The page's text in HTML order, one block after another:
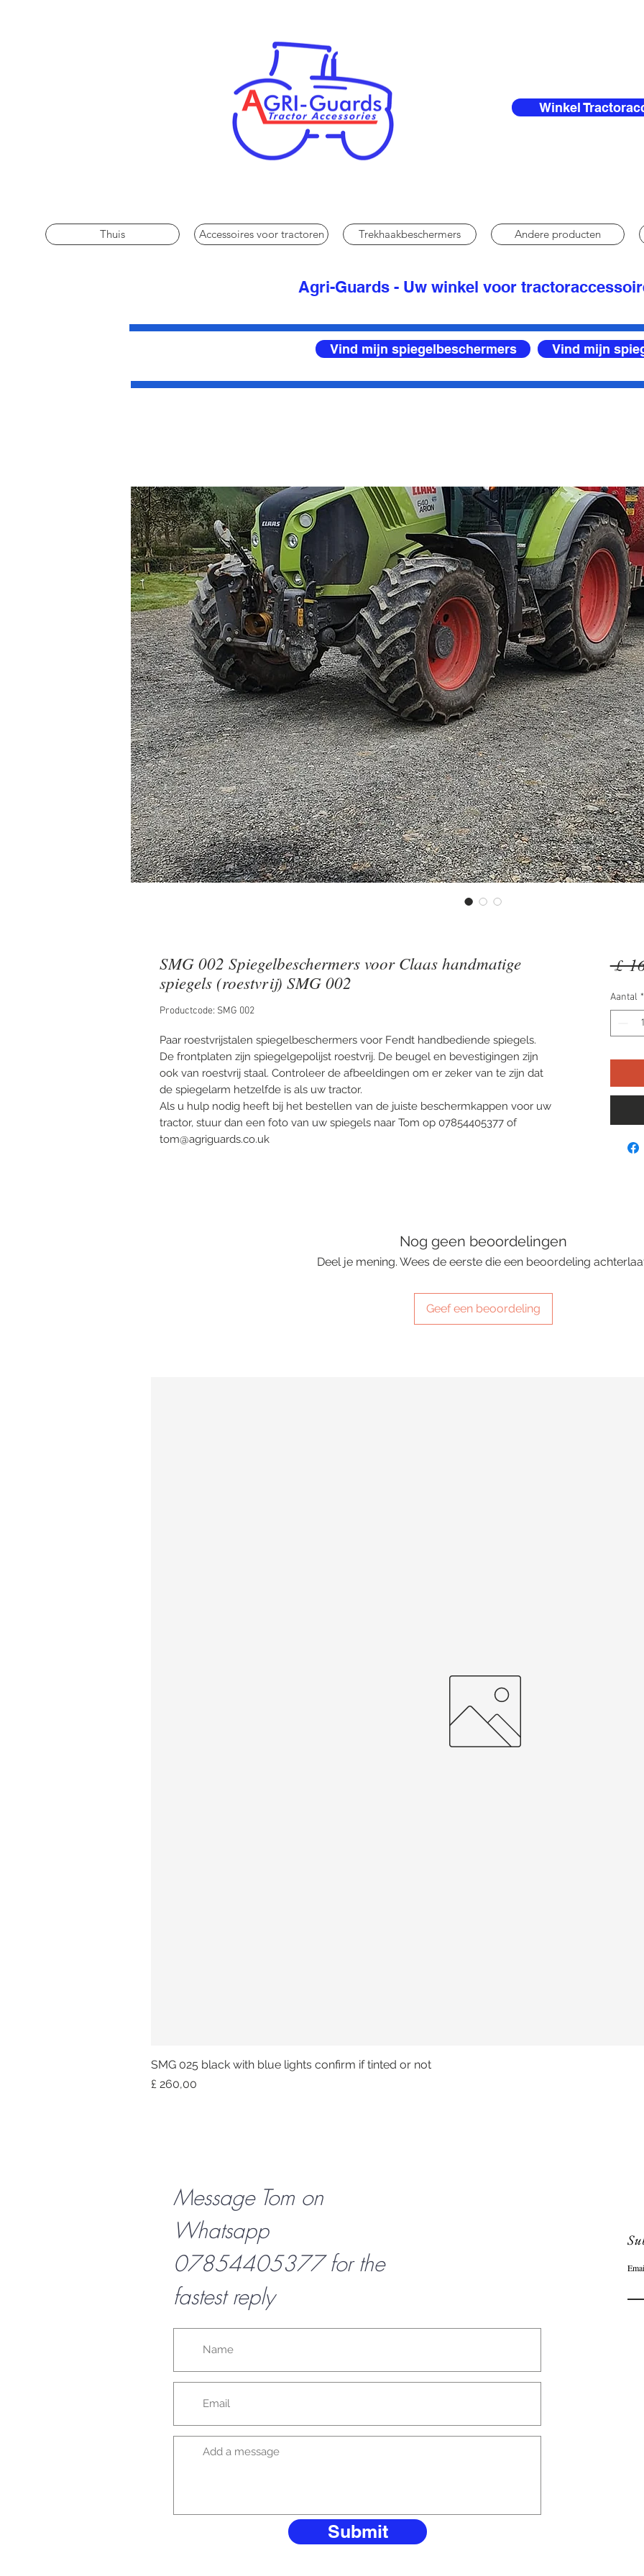
Winkel
Thuis Accessoires voor tractoren Trekhaakbeschermers Andere producten
Agri-Guards - Uw winkel voor
Vind mijn spiegelbeschermers Vind mijn
SMG 002 Spiegelbeschermers voor Claas handmatige
spiegels (roestvrij) SMG 002
Productcode: SMG 002
Paar roestvrijstalen spiegelbeschermers voor Fendt handbediende spiegels.
De frontplaten zijn spiegelgepolijst roestvrij. De beugel en bevestigingen zijn
ook van roestvrij staal. Controleer de afbeeldingen om er zeker van te zijn dat
de spiegelarm hetzelfde is als uw tractor.
Als u hulp nodig heeft bij het bestellen van de juiste beschermkappen voor uw
tractor, stuur dan een foto van uw spiegels naar Tom op 07854405377 of
tom@agriguards.co.uk
£
Aantal *
Nog geen beoordelingen
Deel je mening. Wees de eerste die een beoordeling
Geef een beoordeling
SMG 025 black with blue lights confirm if tinted or not
Prijs
£ 260,00
Message Tom on
Whatsapp
07854405377 for the
fastest reply
Submit